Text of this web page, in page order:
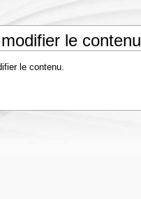
le contenu
le contenu.